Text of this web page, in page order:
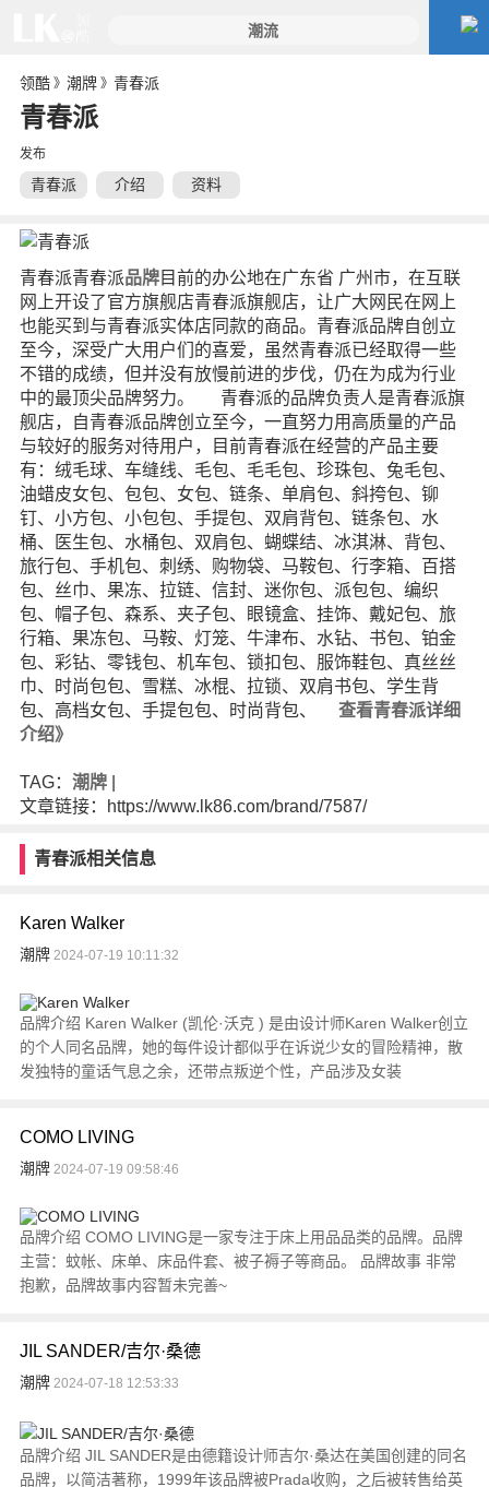
领酷》 潮牌》 青春派
青春派
发布
青春派 介绍 资料
青春派青春派品牌目前的办公地在广东省 广州市，在互联
网上开设了官方旗舰店青春派旗舰店，让广大网民在网上
也能买到与青春派实体店同款的商品。青春派品牌自创立
至今，深受广大用户们的喜爱，虽然青春派已经取得一些
不错的成绩，但并没有放慢前进的步伐，仍在为成为行业
中的最顶尖品牌努力。 青春派的品牌负责人是青春派旗
舰店，自青春派品牌创立至今，一直努力用高质量的产品
与较好的服务对待用户，目前青春派在经营的产品主要
有：绒毛球、车缝线、毛包、毛毛包、珍珠包、兔毛包、
油蜡皮女包、包包、女包、链条、单肩包、斜挎包、铆
钉、小方包、小包包、手提包、双肩背包、链条包、水
桶、医生包、水桶包、双肩包、蝴蝶结、冰淇淋、背包、
旅行包、手机包、刺绣、购物袋、马鞍包、行李箱、百搭
包、丝巾、果冻、拉链、信封、迷你包、派包包、编织
包、帽子包、森系、夹子包、眼镜盒、挂饰、戴妃包、旅
行箱、果冻包、马鞍、灯笼、牛津布、水钻、书包、铂金
包、彩钻、零钱包、机车包、锁扣包、服饰鞋包、真丝丝
巾、时尚包包、雪糕、冰棍、拉锁、双肩书包、学生背
包、高档女包、手提包包、时尚背包、 查看青春派详细
介绍》
TAG： 潮牌|
文章链接：https://www.lk86.com/brand/7587/
青春派相关信息
Karen Walker
潮牌2024-07-19 10:11:32
品牌介绍 Karen Walker (凯伦·沃克 ) 是由设计师Karen Walker创立
的个人同名品牌，她的每件设计都似乎在诉说少女的冒险精神，散
发独特的童话气息之余，还带点叛逆个性，产品涉及女装
COMO LIVING
潮牌2024-07-19 09:58:46
品牌介绍 COMO LIVING是一家专注于床上用品品类的品牌。品牌
主营：蚊帐、床单、床品件套、被子褥子等商品。 品牌故事 非常
抱歉，品牌故事内容暂未完善~
JIL SANDER/吉尔·桑德
潮牌2024-07-18 12:53:33
品牌介绍 JIL SANDER是由德籍设计师吉尔·桑达在美国创建的同名
品牌，以简洁著称，1999年该品牌被Prada收购，之后被转售给英